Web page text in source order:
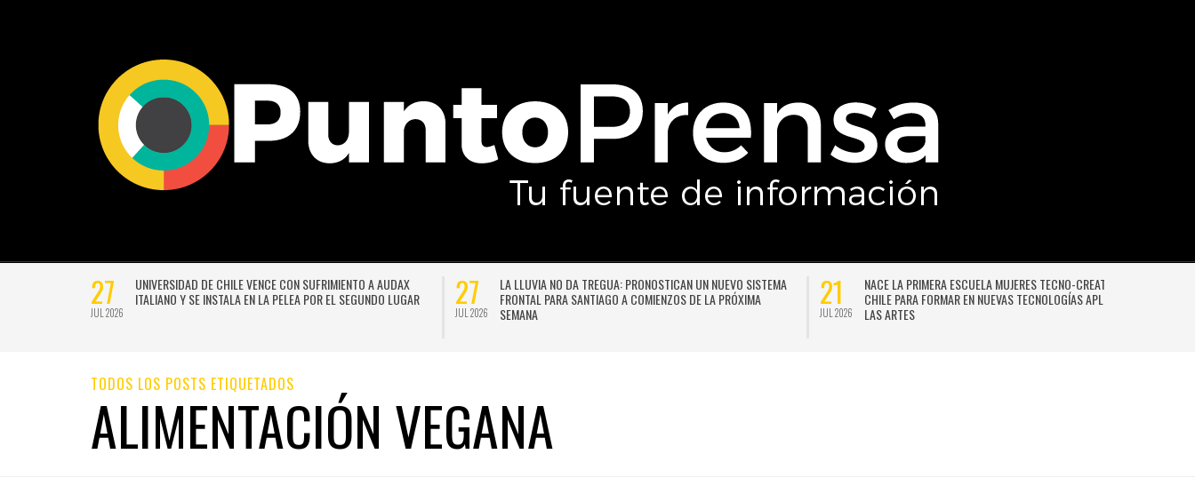
27
JUL 2026
UNIVERSIDAD DE CHILE VENCE CON SUFRIMIENTO A AUDAX
ITALIANO Y SE INSTALA EN LA PELEA POR EL SEGUNDO LUGAR
27
JUL 2026
LA LLUVIA NO DA TREGUA: PRONOSTICAN UN NUEVO SISTEMA
FRONTAL PARA SANTIAGO A COMIENZOS DE LA PRÓXIMA
SEMANA
21
JUL 2026
NACE LA PRIMERA ESCUELA MUJERES TECNO-CREATIVAS DE
CHILE PARA FORMAR EN NUEVAS TECNOLOGÍAS APLICADAS A
LAS ARTES
TODOS LOS POSTS ETIQUETADOS
ALIMENTACIÓN VEGANA